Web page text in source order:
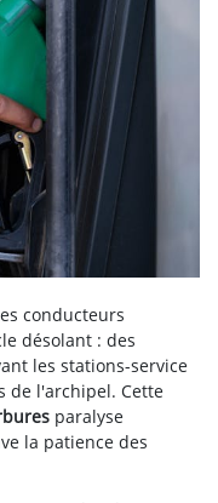
conducteurs
désolant : des
les stations-service
de l'archipel. Cette
paralyse
la patience des